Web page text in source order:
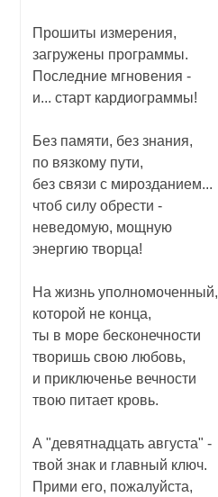
Прошиты измерения,
загружены программы.
Последние мгновения -
и... старт кардиограммы!
Без памяти, без знания,
по вязкому пути,
без связи с мирозданием...
чтоб силу обрести -
неведомую, мощную
энергию творца!
На жизнь уполномоченный,
которой не конца,
ты в море бесконечности
творишь свою любовь,
и приключенье вечности
твою питает кровь.
А "девятнадцать августа" -
твой знак и главный ключ.
Прими его, пожалуйста,